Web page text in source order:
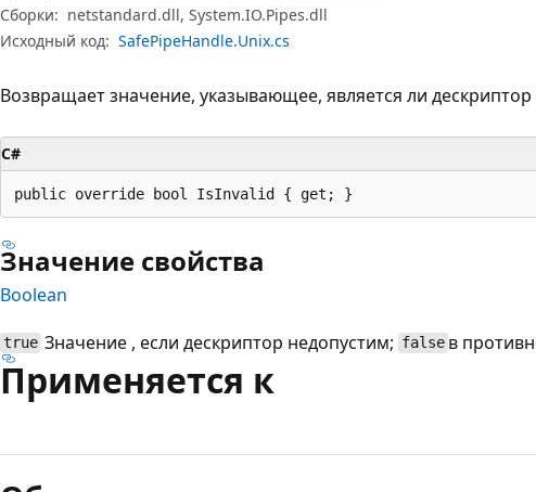
Сборки: netstandard.dll, System.IO.Pipes.dll
Исходный код: SafePipeHandle.Unix.cs
Возвращает значение, указывающее, является ли
C#
public override bool IsInvalid { get; }
Значение свойства
Boolean
true Значение , если дескриптор недопустим; falseв
Применяется к